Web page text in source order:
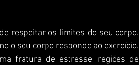
o seu corpo responde ao exercício.
fratura de estresse, regiões de